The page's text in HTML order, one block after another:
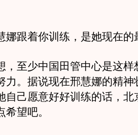
跟着你训练，是她现在的
至少中国田管中心是这样
力。据说现在邢慧娜的精神
自己愿意好好训练的话，北
望吧。